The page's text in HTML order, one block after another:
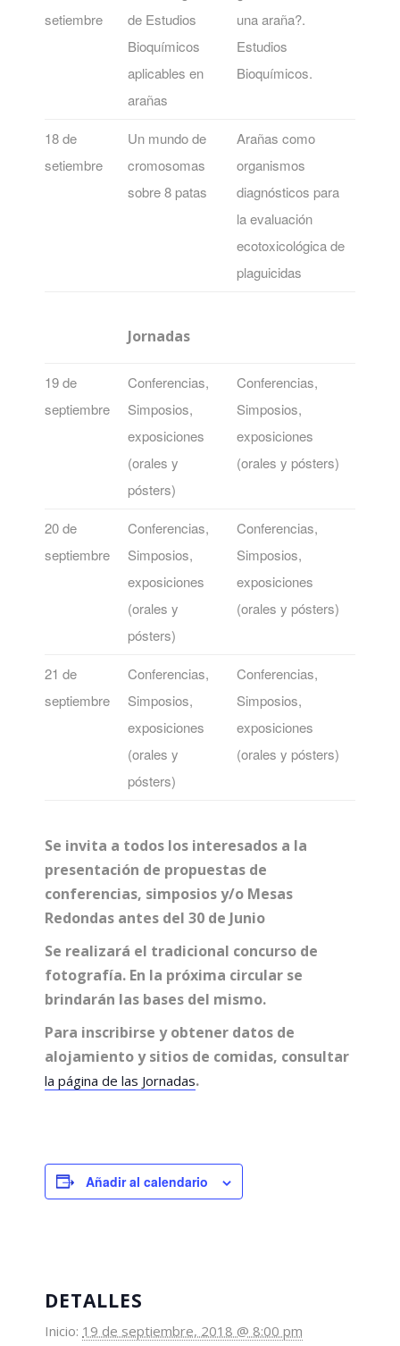
setiembre
de Estudios
Bioquímicos
aplicables en
arañas
una araña?.
Estudios
Bioquímicos.
18 de
setiembre
Un mundo de
cromosomas
sobre 8 patas
Arañas como
organismos
diagnósticos para
la evaluación
ecotoxicológica de
plaguicidas
Jornadas
19 de
septiembre
Conferencias,
Simposios,
exposiciones
(orales y
pósters)
Conferencias,
Simposios,
exposiciones
(orales y pósters)
20 de
septiembre
Conferencias,
Simposios,
exposiciones
(orales y
pósters)
Conferencias,
Simposios,
exposiciones
(orales y pósters)
21 de
septiembre
Conferencias,
Simposios,
exposiciones
(orales y
pósters)
Conferencias,
Simposios,
exposiciones
(orales y pósters)
Se invita a todos los interesados a la
presentación de propuestas de
conferencias, simposios y/o Mesas
Redondas antes del 30 de Junio
Se realizará el tradicional concurso de
fotografía. En la próxima circular se
brindarán las bases del mismo.
Para inscribirse y obtener datos de
alojamiento y sitios de comidas, consultar
la página de las Jornadas.
Añadir al calendario
DETALLES
Inicio: 19 de septiembre, 2018 @ 8:00 pm